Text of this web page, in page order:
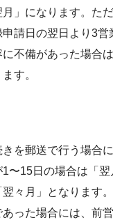
月」になります。た
請日の翌日より3営
不備があった場合
す。
を郵送で行う場合
〜15日の場合は「
々月」となります
った場合には、前